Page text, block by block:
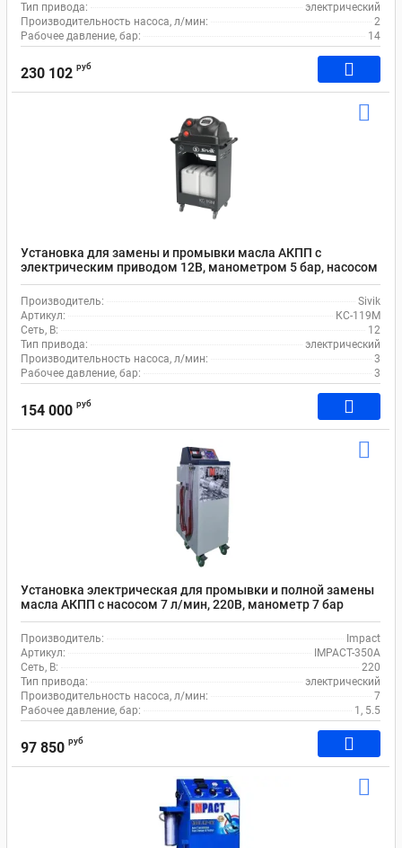
Тип привода:
электрический
Производительность насоса, л/мин:
2
Рабочее давление, бар:
14
230 102 руб
Установка для замены и промывки масла АКПП с
электрическим приводом 12В, манометром 5 бар, насосом
3 л/мин Sivik КС-119М
Производитель:
Sivik
Артикул:
КС-119М
Сеть, В:
12
Тип привода:
электрический
Производительность насоса, л/мин:
3
Рабочее давление, бар:
3
154 000 руб
Установка электрическая для промывки и полной замены
масла АКПП с насосом 7 л/мин, 220В, манометр 7 бар
IMPACT-350A
Производитель:
Impact
Артикул:
IMPACT-350A
Сеть, В:
220
Тип привода:
электрический
Производительность насоса, л/мин:
7
Рабочее давление, бар:
1, 5.5
97 850 руб